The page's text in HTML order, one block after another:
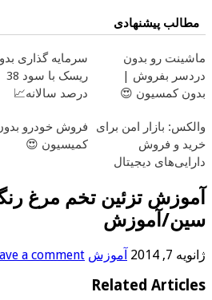
مطالب پیشنهادی
ماشینت رو بدون
دردسر بفروش |
بدون کمسیون 😍
سرمایه گذاری
ریسک با سود 38
درصد سالانه📈
والکس: بازار امن برای
خرید و فروش
دارایی‌های دیجیتال
فروش خودرو
کمیسیون 😍
آموزش تزئین تخم مرغ
سین/آموزش
ژانویه 7, 2014 آموزش a comment
Related Articles